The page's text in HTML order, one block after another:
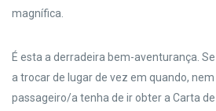
magnífica.
É esta a derradeira bem-aventurança.
a trocar de lugar de vez em quando,
passageiro/a tenha de ir obter a Carta